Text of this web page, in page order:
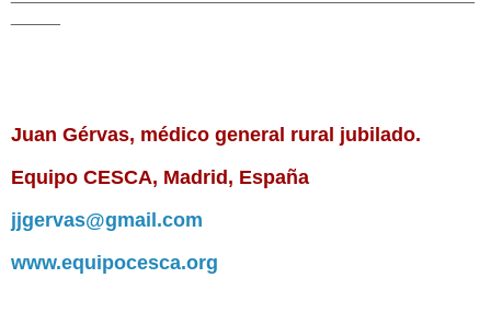
Juan Gérvas, médico general rural jubilado.
Equipo CESCA, Madrid, España
jjgervas@gmail.com
www.equipocesca.org